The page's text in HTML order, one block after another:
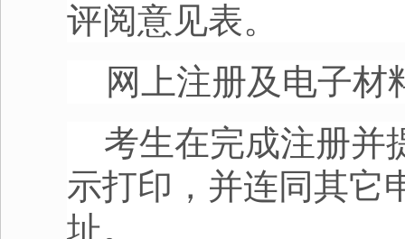
评阅意见表。
网上注册及电子材
考生在完成注册并
示打印，并连同其它
址。